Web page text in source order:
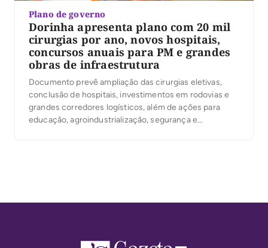
Plano de governo
Dorinha apresenta plano com 20 mil
cirurgias por ano, novos hospitais,
concursos anuais para PM e grandes
obras de infraestrutura
Documento prevê ampliação das cirurgias eletivas,
conclusão de hospitais, investimentos em rodovias e
grandes corredores logísticos, além de ações para
educação, agroindustrialização, segurança e